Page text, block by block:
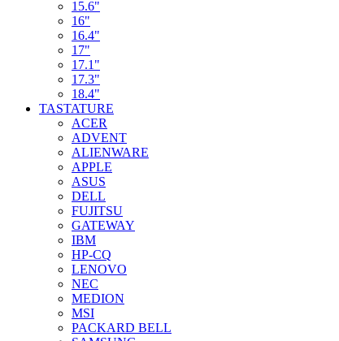
15.6"
16"
16.4"
17"
17.1"
17.3"
18.4"
TASTATURE
ACER
ADVENT
ALIENWARE
APPLE
ASUS
DELL
FUJITSU
GATEWAY
IBM
HP-CQ
LENOVO
NEC
MEDION
MSI
PACKARD BELL